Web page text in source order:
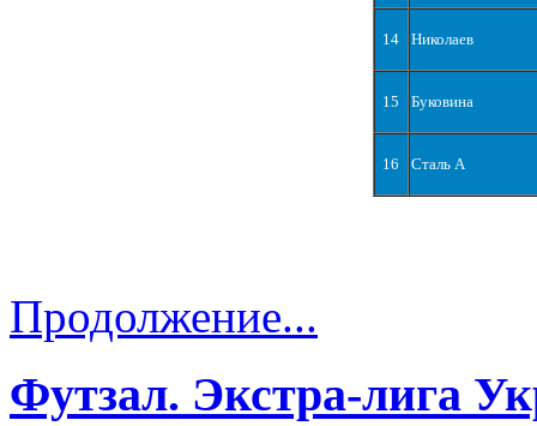
14 Николаев
15 Буковина
16 Сталь А
Продолжение...
Футзал. Экстра-лига